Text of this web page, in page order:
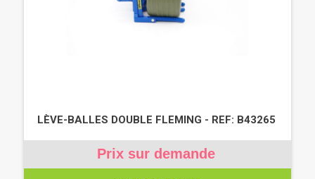
LÈVE-BALLES DOUBLE FLEMING - REF: B43265
Prix sur demande